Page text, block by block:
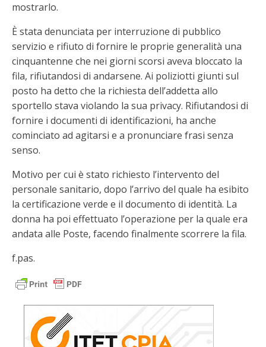
mostrarlo.
È stata denunciata per interruzione di pubblico
servizio e rifiuto di fornire le proprie generalità una
cinquantenne che nei giorni scorsi aveva bloccato la
fila, rifiutandosi di andarsene. Ai poliziotti giunti sul
posto ha detto che la richiesta dell’addetta allo
sportello stava violando la sua privacy. Rifiutandosi di
fornire i documenti di identificazioni, ha anche
cominciato ad agitarsi e a pronunciare frasi senza
senso.
Motivo per cui è stato richiesto l’intervento del
personale sanitario, dopo l’arrivo del quale ha esibito
la certificazione verde e il documento di identità. La
donna ha poi effettuato l’operazione per la quale era
andata alle Poste, facendo finalmente scorrere la fila.
f.pas.